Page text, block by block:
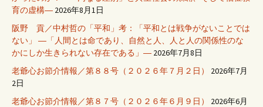
育の虚構― 2026年8月1日
阪野 貢／中村哲の「平和」考：「平和とは戦争がないことでは
ない」 ―「人間とは命であり、自然と人、人と人の関係性のな
かにしか生きられない存在である」― 2026年7月8日
老爺心お節介情報／第８８号（２０２６年７月２日）
2026年7月
2日
老爺心お節介情報／第８７号（２０２６年６月９日）
2026年6月